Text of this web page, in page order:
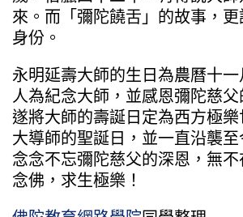
來。而「彌陀饒舌」的故事，
身份。
永明延壽大師的生日為農曆十
人為紀念大師，並感恩彌陀慈父
遂將大師的壽誕日定為西方極
大導師的聖誕日，並一直沿襲
念念不忘彌陀慈父的深恩，無
念佛，求生極樂！